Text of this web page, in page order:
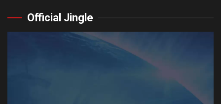
Official Jingle